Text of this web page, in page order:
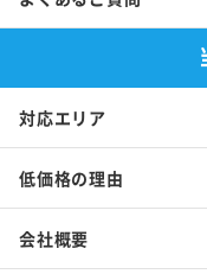
対応エリア
低価格の理由
会社概要